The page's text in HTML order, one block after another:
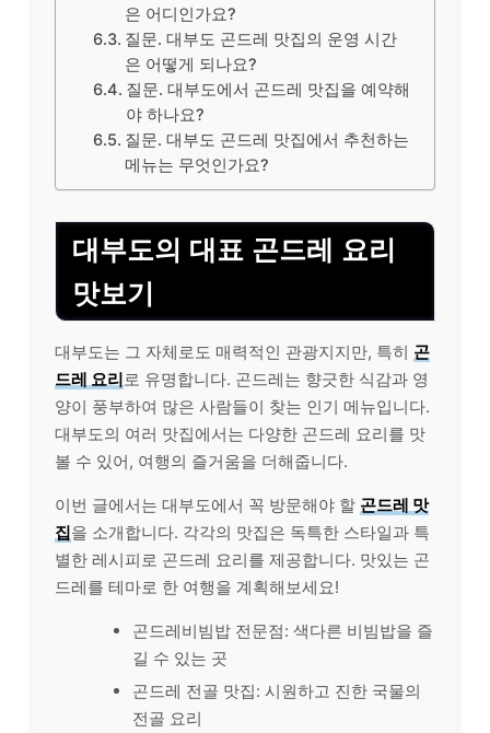
은 어디인가요?
질문. 대부도 곤드레 맛집의 운영 시간
은 어떻게 되나요?
질문. 대부도에서 곤드레 맛집을 예약해
야 하나요?
질문. 대부도 곤드레 맛집에서 추천하는
메뉴는 무엇인가요?
대부도의 대표 곤드레 요리
맛보기
대부도는 그 자체로도 매력적인 관광지지만, 특히 곤
드레 요리로 유명합니다. 곤드레는 향긋한 식감과 영
양이 풍부하여 많은 사람들이 찾는 인기 메뉴입니다.
대부도의 여러 맛집에서는 다양한 곤드레 요리를 맛
볼 수 있어, 여행의 즐거움을 더해줍니다.
이번 글에서는 대부도에서 꼭 방문해야 할 곤드레 맛
집을 소개합니다. 각각의 맛집은 독특한 스타일과 특
별한 레시피로 곤드레 요리를 제공합니다. 맛있는 곤
드레를 테마로 한 여행을 계획해보세요!
곤드레비빔밥 전문점: 색다른 비빔밥을 즐
길 수 있는 곳
곤드레 전골 맛집: 시원하고 진한 국물의
전골 요리